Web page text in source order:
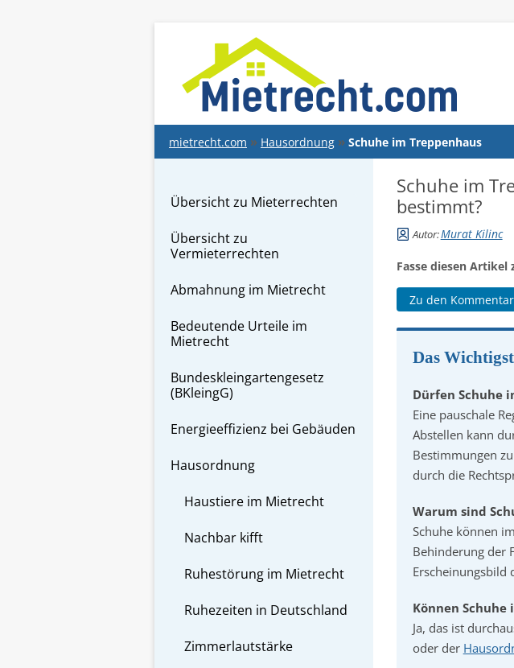
mietrecht.com Hausordnung Schuhe im Treppenhaus
Schuhe im
bestimmt?
Autor:Murat Kilinc
Fasse diesen Artikel
Zu den
Das
Dürfen Schuhe
Eine pauschale
Abstellen kann
Bestimmungen
durch die
Warum sind
Schuhe können
Behinderung der
Erscheinungsbild
Können Schuhe
Ja, das ist
oder der
Übersicht zu Mieterrechten
Übersicht zu
Vermieterrechten
Abmahnung im Mietrecht
Bedeutende Urteile im
Mietrecht
Bundeskleingartengesetz
(BKleingG)
Energieeffizienz bei Gebäuden
Hausordnung
Haustiere im Mietrecht
Nachbar kifft
Ruhestörung im Mietrecht
Ruhezeiten in Deutschland
Zimmerlautstärke